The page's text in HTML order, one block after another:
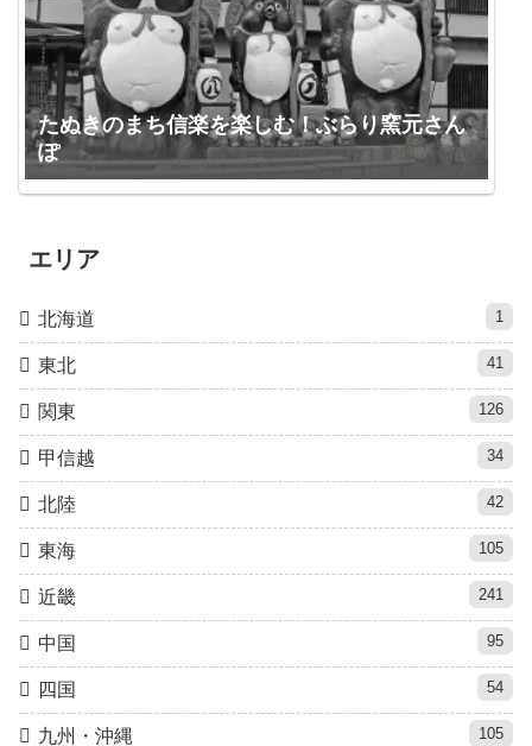
たぬきのまち信楽を楽しむ！ぶらり窯元さん
ぽ
エリア
北海道 1
東北 41
関東 126
甲信越 34
北陸 42
東海 105
近畿 241
中国 95
四国 54
九州・沖縄 105